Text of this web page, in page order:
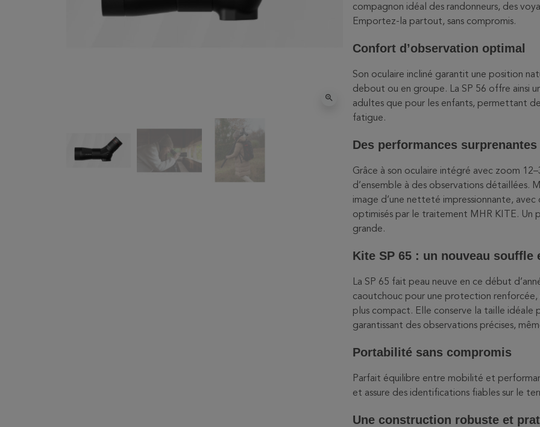
zoom_in
compagnon idéal des randonneurs, des
Emportez-la partout, sans compromis.
Confort d’observation optimal
Son oculaire incliné garantit une position
debout ou en groupe. La SP 56 offre ainsi
adultes que pour les enfants, permettant
fatigue.
Des performances
Grâce à son oculaire intégré avec zoom
d’ensemble à des observations détaillées.
image d’une netteté impressionnante,
optimisés par le traitement MHR KITE.
grande.
Kite SP 65 : un nouveau souffle
La SP 65 fait peau neuve en ce début
caoutchouc pour une protection
plus compact. Elle conserve la taille
garantissant des observations précises,
Portabilité sans compromis
Parfait équilibre entre mobilité et
et assure des identifications fiables sur le
Une construction robuste et